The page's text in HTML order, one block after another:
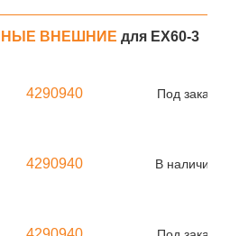
ВНЕШНИЕ для EX60-3
4290940 Под заказ
4290940 В наличии